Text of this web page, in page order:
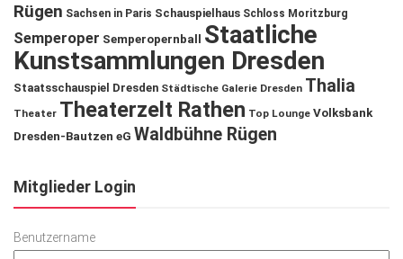
Rügen Sachsen in Paris Schauspielhaus Schloss Moritzburg
Semperoper Semperopernball
Staatliche
Kunstsammlungen Dresden
Staatsschauspiel Dresden Städtische Galerie Dresden Thalia
Theater Theaterzelt Rathen Top Lounge Volksbank
Dresden-Bautzen eG Waldbühne Rügen
Mitglieder Login
Benutzername